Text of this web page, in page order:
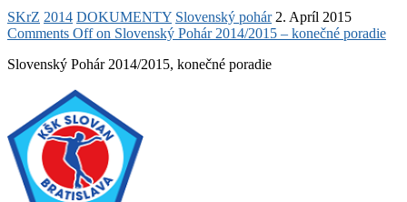
SKrZ 2014 DOKUMENTY Slovenský pohár 2. Apríl 2015
Comments Offon Slovenský Pohár 2014/2015 – konečné poradie
Slovenský Pohár 2014/2015, konečné poradie